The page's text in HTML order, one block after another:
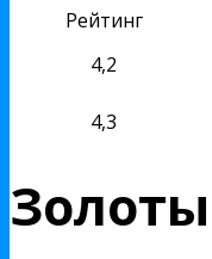
Рейтинг
4,2
4,3